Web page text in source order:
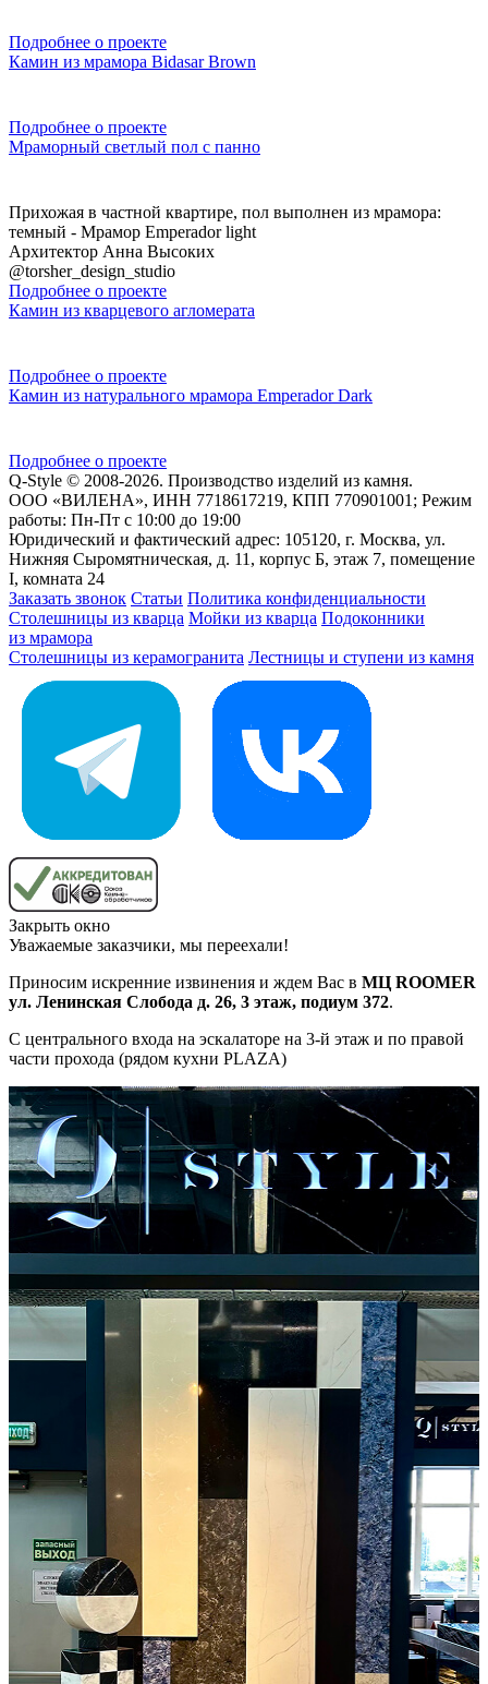
Подробнее о проекте
Камин из мрамора Bidasar Brown
Подробнее о проекте
Мраморный светлый пол с панно
Прихожая в частной квартире, пол выполнен из мрамора:
темный - Мрамор Emperador light
Архитектор Анна Высоких
@torsher_design_studio
Подробнее о проекте
Камин из кварцевого агломерата
Подробнее о проекте
Камин из натурального мрамора Emperador Dark
Подробнее о проекте
Q-Style © 2008-2026. Производство изделий из камня.
ООО «ВИЛЕНА», ИНН 7718617219, КПП 770901001; Режим
работы: Пн-Пт с 10:00 до 19:00
Юридический и фактический адрес: 105120, г. Москва, ул.
Нижняя Сыромятническая, д. 11, корпус Б, этаж 7, помещение
I, комната 24
Заказать звонок Статьи Политика конфиденциальности
Столешницы из кварца Мойки из кварца Подоконники
из мрамора
Столешницы из керамогранита Лестницы и ступени из камня
Закрыть окно
Уважаемые заказчики, мы переехали!
Приносим искренние извинения и ждем Вас в МЦ ROOMER
ул. Ленинская Слобода д. 26, 3 этаж, подиум 372.
С центрального входа на эскалаторе на 3-й этаж и по правой
части прохода (рядом кухни PLAZA)